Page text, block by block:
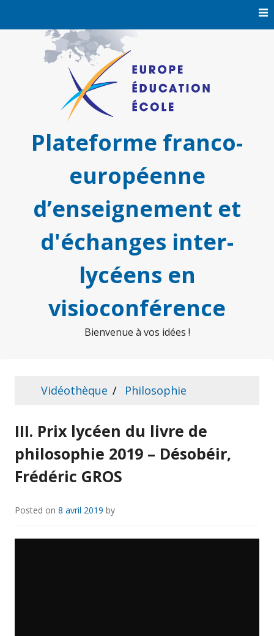
Plateforme franco-
européenne
d’enseignement et
d'échanges inter-
lycéens en
visioconférence
Bienvenue à vos idées !
Vidéothèque Philosophie
III. Prix lycéen du livre de
philosophie 2019 – Désobéir,
Frédéric GROS
Posted on 8 avril 2019 by